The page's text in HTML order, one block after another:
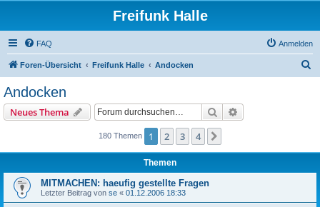
Freifunk Halle
FAQ Anmelden
Foren-Übersicht Freifunk Halle Andocken
Andocken
Neues Thema Suche
180 Themen 1 2 3 4
Themen
MITMACHEN: haeufig gestellte Fragen
Letzter Beitrag von se « 01.12.2006 18:33